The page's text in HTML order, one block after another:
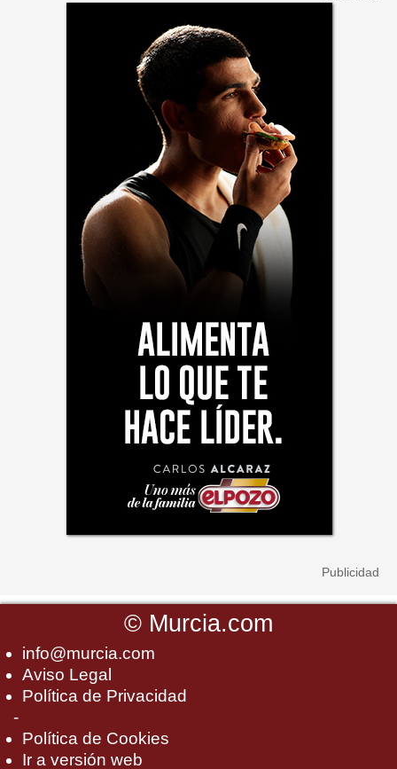
© Murcia.com
info@murcia.com
Aviso Legal
Política de Privacidad
-
Política de Cookies
Ir a versión web